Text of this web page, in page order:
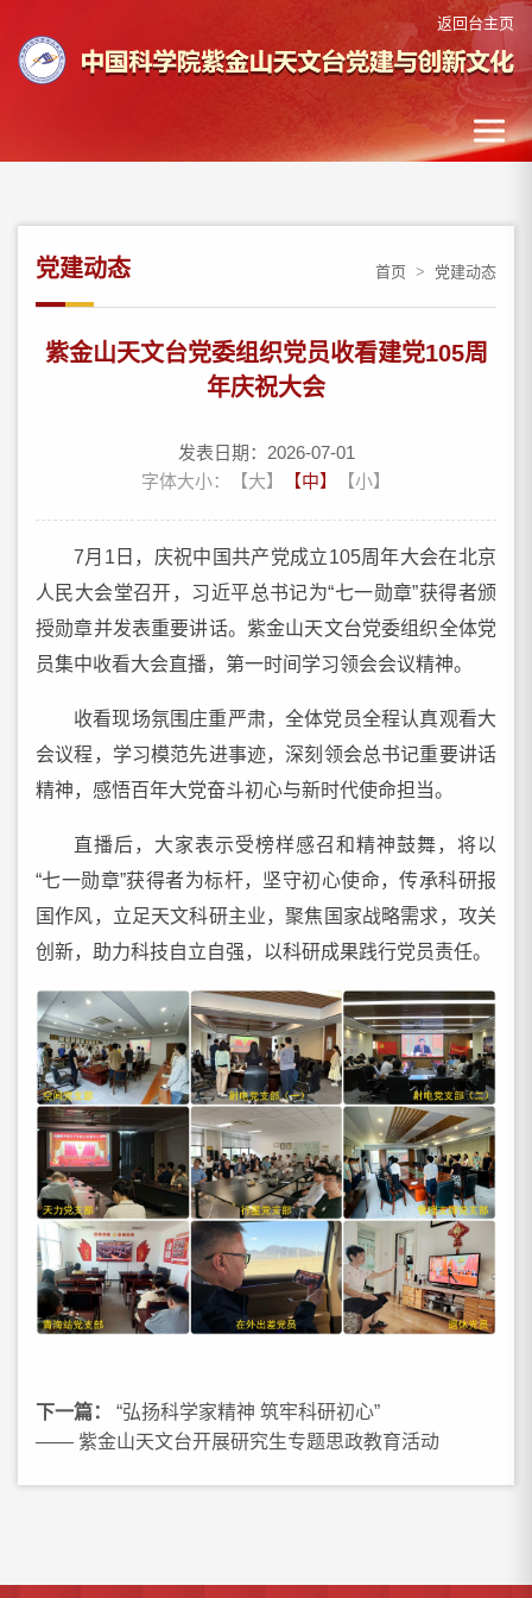
返回台主页
党建动态 首页 > 党建动态
紫金山天文台党委组织党员收看建党105周
年庆祝大会
发表日期：2026-07-01
字体大小：
【大】 【中】 【小】
7月1日，庆祝中国共产党成立105周年大会在北京
人民大会堂召开，习近平总书记为“七一勋章”获得者颁
授勋章并发表重要讲话。紫金山天文台党委组织全体党
员集中收看大会直播，第一时间学习领会会议精神。
收看现场氛围庄重严肃，全体党员全程认真观看大
会议程，学习模范先进事迹，深刻领会总书记重要讲话
精神，感悟百年大党奋斗初心与新时代使命担当。
直播后，大家表示受榜样感召和精神鼓舞，将以
“七一勋章”获得者为标杆，坚守初心使命，传承科研报
国作风，立足天文科研主业，聚焦国家战略需求，攻关
创新，助力科技自立自强，以科研成果践行党员责任。
下一篇：
“弘扬科学家精神 筑牢科研初心”
—— 紫金山天文台开展研究生专题思政教育活动